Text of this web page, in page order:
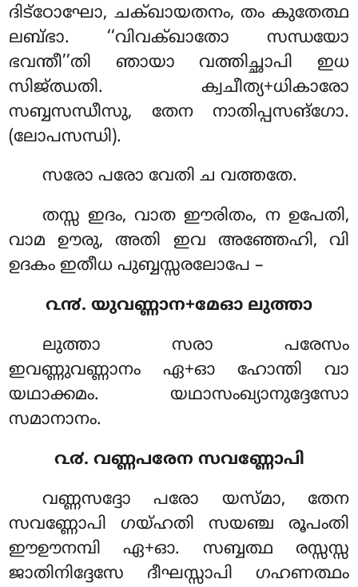
ദിട്ഠോഘോ, ചക്ഖായതനം, തം കുതേത്ഥ
ലബ്ഭാ. ‘‘വിവക്ഖാതോ സന്ധയോ
ഭവന്തീ’’തി ഞായാ വത്തിച്ഛാപി ഇധ
സിജ്ഝതി. ക്വചീത്യ+ധികാരോ
സബ്ബസന്ധീസു, തേന നാതിപ്പസങ്ഗോ.
(ലോപസന്ധി).
സരോ പരോ വേതി ച വത്തതേ.
തസ്സ ഇദം, വാത ഈരിതം, ന ഉപേതി,
വാമ ഊരു, അതി ഇവ അഞ്ഞേഹി, വി
ഉദകം ഇതീധ പുബ്ബസ്സരലോപേ –
൨൯. യുവണ്ണാന+മേഓ ലുത്താ
ലുത്താ സരാ പരേസം
ഇവണ്ണുവണ്ണാനം ഏ+ഓ ഹോന്തി വാ
യഥാക്കമം. യഥാസംഖ്യാനുദ്ദേസോ
സമാനാനം.
൨൪. വണ്ണപരേന സവണ്ണോപി
വണ്ണസദ്ദോ പരോ യസ്മാ, തേന
സവണ്ണോപി ഗയ്ഹതി സയഞ്ച രൂപംതി
ഈഊനമ്പി ഏ+ഓ. സബ്ബത്ഥ രസ്സസ്സ
ജാതിനിദ്ദേസേ ദീഘസ്സാപി ഗഹണത്ഥം